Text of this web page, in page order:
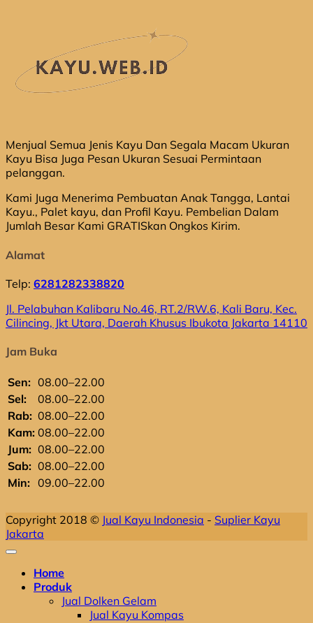
Menjual Semua Jenis Kayu Dan Segala Macam Ukuran
Kayu Bisa Juga Pesan Ukuran Sesuai Permintaan
pelanggan.
Kami Juga Menerima Pembuatan Anak Tangga, Lantai
Kayu., Palet kayu, dan Profil Kayu. Pembelian Dalam
Jumlah Besar Kami GRATISkan Ongkos Kirim.
Alamat
Telp: 6281282338820
Jl. Pelabuhan Kalibaru No.46, RT.2/RW.6, Kali Baru, Kec.
Cilincing, Jkt Utara, Daerah Khusus Ibukota Jakarta 14110
Jam Buka
Sen: 08.00–22.00
Sel:
08.00–22.00
Rab: 08.00–22.00
Kam: 08.00–22.00
Jum: 08.00–22.00
Sab: 08.00–22.00
Min: 09.00–22.00
Copyright 2018 © Jual Kayu Indonesia - Suplier Kayu
Jakarta
Home
Produk
Jual Dolken Gelam
Jual Kayu Kompas